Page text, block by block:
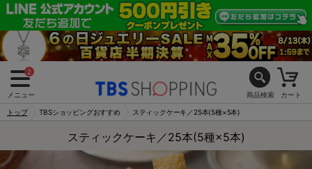
2
メニュー 商品検索 カート
トップ TBSショッピングおすすめ スティックケーキ／25本(5種×5本)
スティックケーキ／25本(5種×5本)